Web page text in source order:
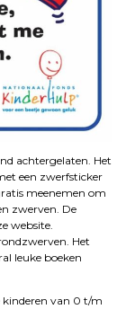
achtergelaten. Het
een zwerfsticker
meenemen om
zwerven. De
website.
Het
leuke boeken
kinderen van 0 t/m